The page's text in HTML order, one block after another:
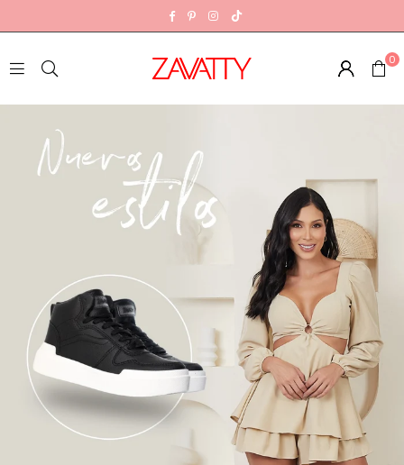
Facebook
PinterestInstagram
Z
A
T
Y
E
C
U
O
0